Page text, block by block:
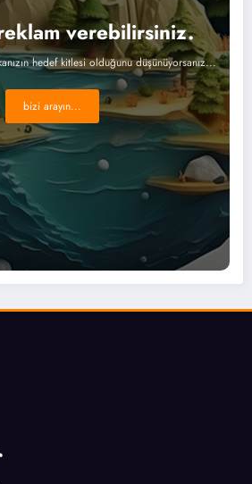
verebilirsiniz.
hedef kitlesi olduğunu düşünüyorsanız...
bizi arayın...